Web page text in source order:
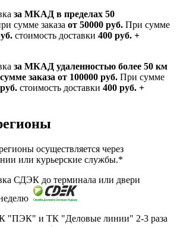
за МКАД в пределах 50
сумме заказа от 50000 руб. При сумме
стоимость доставки 400 руб. +
за МКАД удаленностью более 50 км
заказа от 100000 руб. При сумме
руб. стоимость доставки 400 руб. +
осуществляется через
или курьерские службы.*
СДЭК до терминала или двери
"ПЭК" и ТК "Деловые линии" 2-3 раза